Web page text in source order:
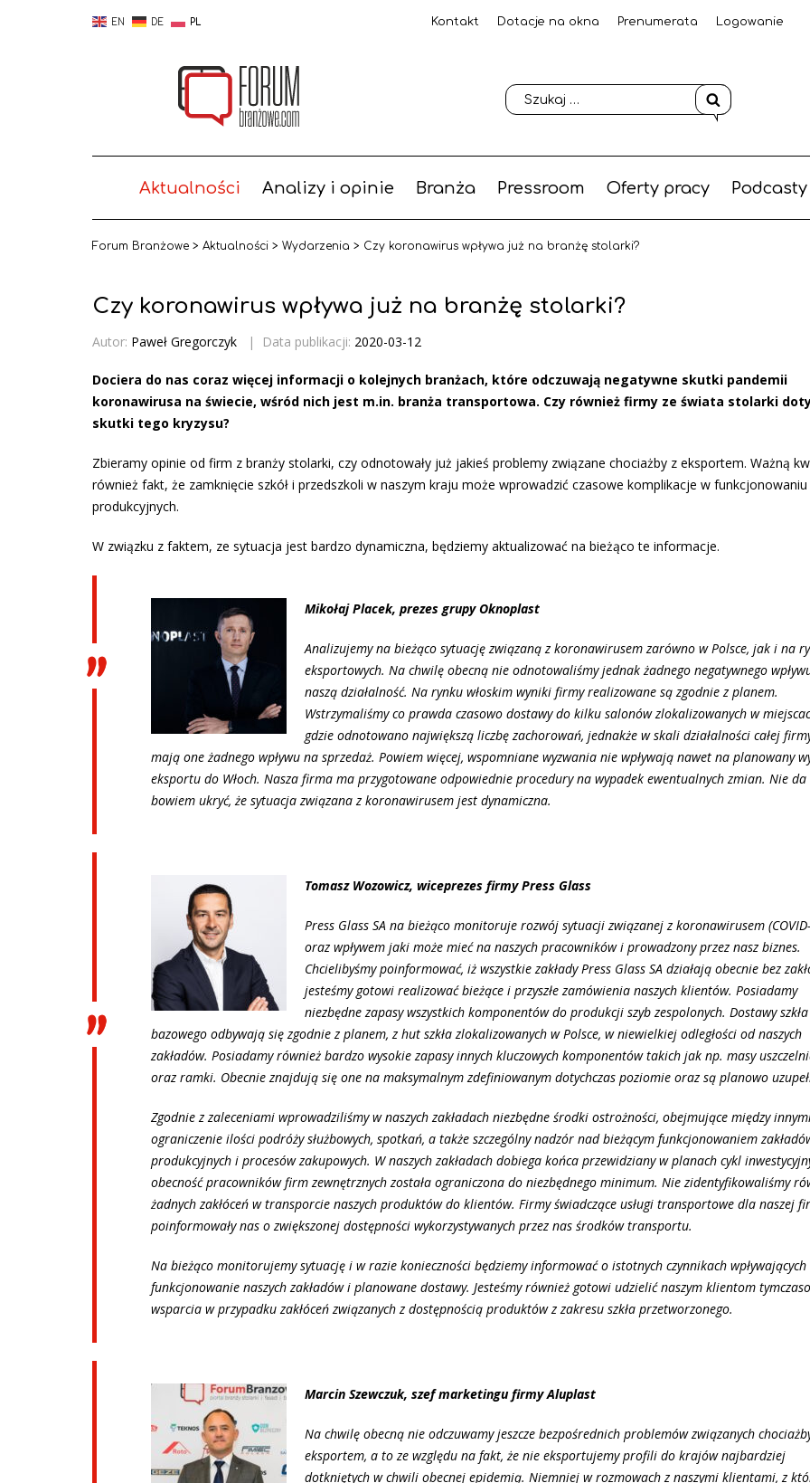
EN DE PL Kontakt Dotacje na okna Prenumerata Logowanie
Aktualności Analizy i opinie Branża Pressroom Oferty pracy Podcasty
Forum Branżowe > Aktualności > Wydarzenia > Czy koronawirus wpływa już na branżę stolarki?
Czy koronawirus wpływa już na branżę stolarki?
Autor: Paweł Gregorczyk | Data publikacji: 2020-03-12
Dociera do nas coraz więcej informacji o kolejnych branżach, które odczuwają negatywne skutki pandemii
koronawirusa na świecie, wśród nich jest m.in. branża transportowa. Czy również firmy ze świata stolarki
skutki tego kryzysu?
Zbieramy opinie od firm z branży stolarki, czy odnotowały już jakieś problemy związane chociażby z eksportem. Ważną
również fakt, że zamknięcie szkół i przedszkoli w naszym kraju może wprowadzić czasowe komplikacje w funkcjonowaniu
produkcyjnych.
W związku z faktem, ze sytuacja jest bardzo dynamiczna, będziemy aktualizować na bieżąco te informacje.
Mikołaj Placek, prezes grupy Oknoplast
Analizujemy na bieżąco sytuację związaną z koronawirusem zarówno w Polsce, jak i na
eksportowych. Na chwilę obecną nie odnotowaliśmy jednak żadnego negatywnego
naszą działalność. Na rynku włoskim wyniki firmy realizowane są zgodnie z planem.
Wstrzymaliśmy co prawda czasowo dostawy do kilku salonów zlokalizowanych w
gdzie odnotowano największą liczbę zachorowań, jednakże w skali działalności całej
mają one żadnego wpływu na sprzedaż. Powiem więcej, wspomniane wyzwania nie wpływają nawet na planowany
eksportu do Włoch. Nasza firma ma przygotowane odpowiednie procedury na wypadek ewentualnych zmian. Nie da
bowiem ukryć, że sytuacja związana z koronawirusem jest dynamiczna.
Tomasz Wozowicz, wiceprezes firmy Press Glass
Press Glass SA na bieżąco monitoruje rozwój sytuacji związanej z koronawirusem
oraz wpływem jaki może mieć na naszych pracowników i prowadzony przez nasz biznes.
Chcielibyśmy poinformować, iż wszystkie zakłady Press Glass SA działają obecnie bez
jesteśmy gotowi realizować bieżące i przyszłe zamówienia naszych klientów. Posiadamy
niezbędne zapasy wszystkich komponentów do produkcji szyb zespolonych. Dostawy szkła
bazowego odbywają się zgodnie z planem, z hut szkła zlokalizowanych w Polsce, w niewielkiej odległości od naszych
zakładów. Posiadamy również bardzo wysokie zapasy innych kluczowych komponentów takich jak np. masy
oraz ramki. Obecnie znajdują się one na maksymalnym zdefiniowanym dotychczas poziomie oraz są planowo
Zgodnie z zaleceniami wprowadziliśmy w naszych zakładach niezbędne środki ostrożności, obejmujące między
ograniczenie ilości podróży służbowych, spotkań, a także szczególny nadzór nad bieżącym funkcjonowaniem
produkcyjnych i procesów zakupowych. W naszych zakładach dobiega końca przewidziany w planach cykl
obecność pracowników firm zewnętrznych została ograniczona do niezbędnego minimum. Nie zidentyfikowaliśmy
żadnych zakłóceń w transporcie naszych produktów do klientów. Firmy świadczące usługi transportowe dla naszej
poinformowały nas o zwiększonej dostępności wykorzystywanych przez nas środków transportu.
Na bieżąco monitorujemy sytuację i w razie konieczności będziemy informować o istotnych czynnikach wpływających
funkcjonowanie naszych zakładów i planowane dostawy. Jesteśmy również gotowi udzielić naszym klientom
wsparcia w przypadku zakłóceń związanych z dostępnością produktów z zakresu szkła przetworzonego.
Marcin Szewczuk, szef marketingu firmy Aluplast
Na chwilę obecną nie odczuwamy jeszcze bezpośrednich problemów związanych
eksportem, a to ze względu na fakt, że nie eksportujemy profili do krajów najbardziej
dotkniętych w chwili obecnej epidemią. Niemniej w rozmowach z naszymi klientami, z